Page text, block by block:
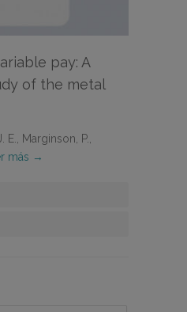
pay: A
of the metal
E., Marginson, P.,
más →